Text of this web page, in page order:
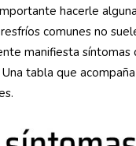
hacerle
comunes no
manifiesta
tabla que